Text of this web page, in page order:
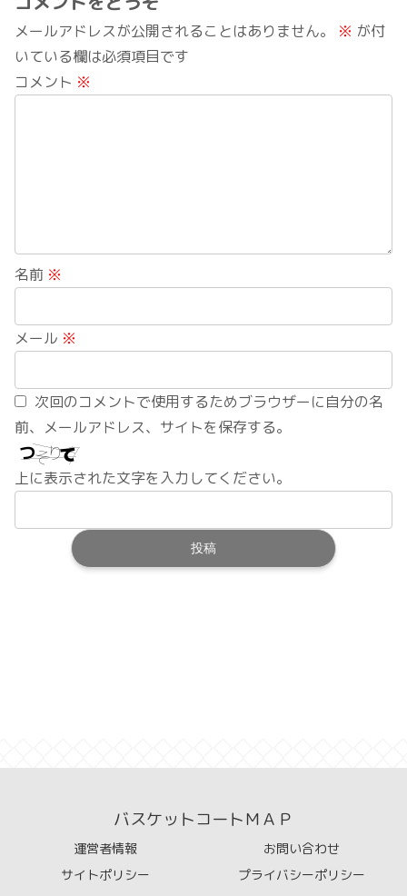
メールアドレスが公開されることはありません。 ※ が付
いている欄は必須項目です
コメント ※
名前 ※
メール ※
次回のコメントで使用するためブラウザーに自分の名
前、メールアドレス、サイトを保存する。
上に表示された文字を入力してください。
バスケットコートＭＡＰ
運営者情報
お問い合わせ
サイトポリシー
プライバシーポリシー